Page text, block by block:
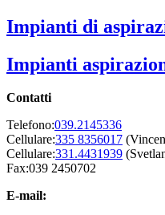
Impianti di
Impianti
Contatti
Telefono:039.2145336
Cellulare:335 8356017
Cellulare:331.4431939
Fax:039 2450702
E-mail: